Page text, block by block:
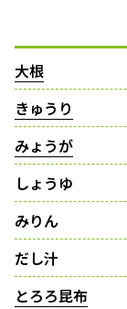
大根
きゅうり
みょうが
しょうゆ
みりん
だし汁
とろろ昆布